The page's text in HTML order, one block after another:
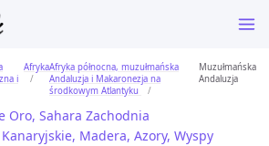
i
AfrykaAfryka północna, muzułmańska
Andaluzja i Makaronezja na
środkowym Atlantyku
Muzułmańska
Andaluzja
Sahara Zachodnia
Madera, Azory, Wyspy